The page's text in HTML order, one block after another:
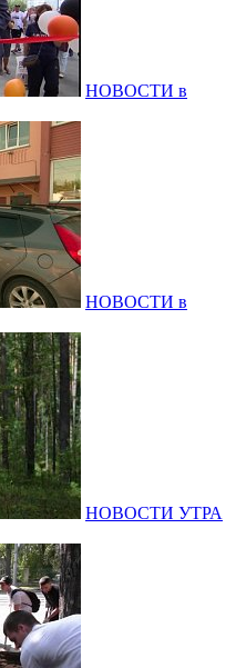
НОВОСТИ в
НОВОСТИ в
НОВОСТИ УТРА